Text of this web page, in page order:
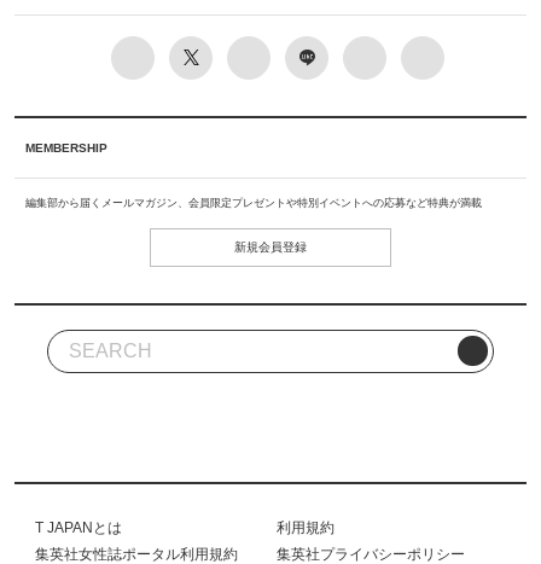
MEMBERSHIP
編集部から届くメールマガジン、会員限定プレゼントや特別イベントへの応募など特典が満載
新規会員登録
T JAPANとは
利用規約
集英社女性誌ポータル利用規約
集英社プライバシーポリシー